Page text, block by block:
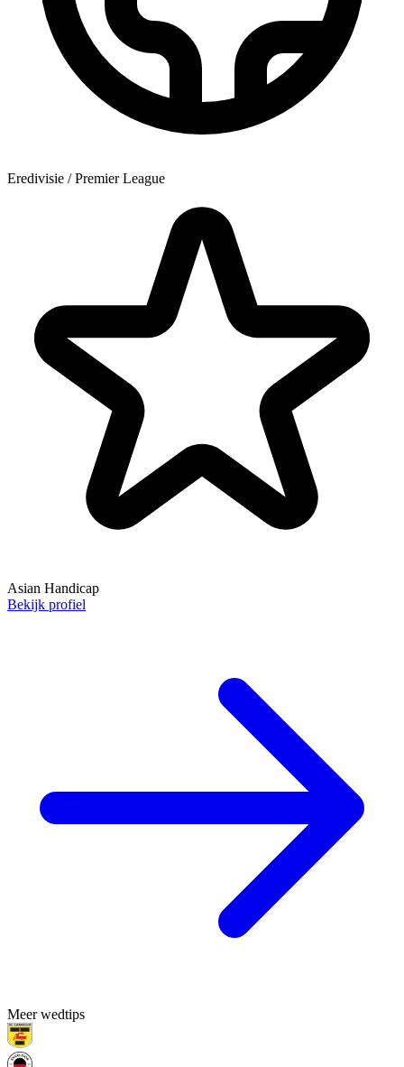
Eredivisie / Premier League
Asian Handicap
Bekijk profiel
Meer wedtips